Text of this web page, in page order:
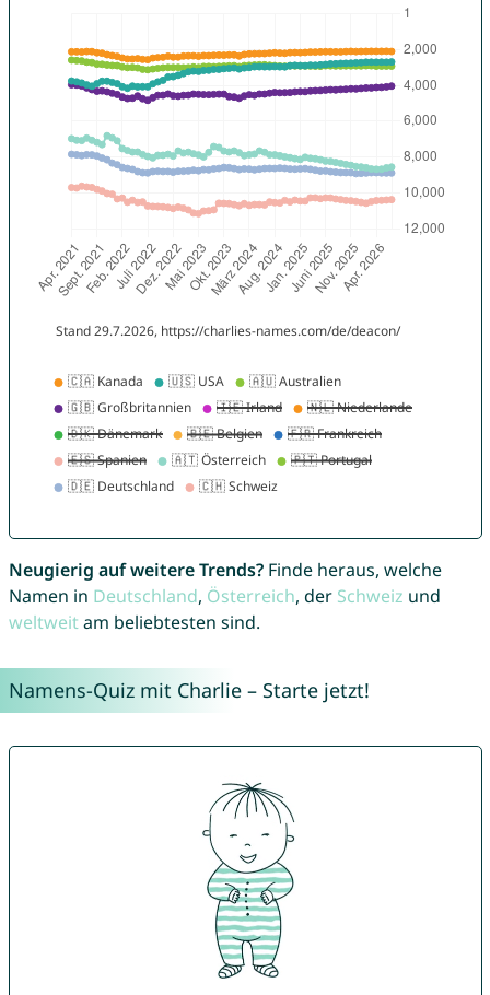
Neugierig auf weitere Trends?Finde heraus, welche
Namen in Deutschland, Österreich, der Schweiz und
weltweitam beliebtesten sind.
Namens-Quiz mit Charlie – Starte jetzt!